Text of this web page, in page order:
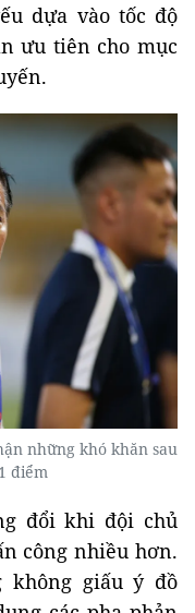
dựa vào tốc độ
ưu tiên cho mục
những khó khăn sau
điểm
đổi khi đội chủ
công nhiều hơn.
không giấu ý đồ